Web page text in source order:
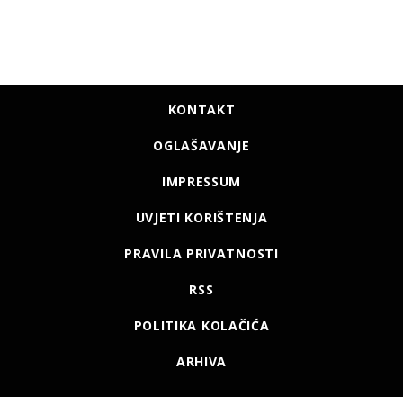
KONTAKT
OGLAŠAVANJE
IMPRESSUM
UVJETI KORIŠTENJA
PRAVILA PRIVATNOSTI
RSS
POLITIKA KOLAČIĆA
ARHIVA